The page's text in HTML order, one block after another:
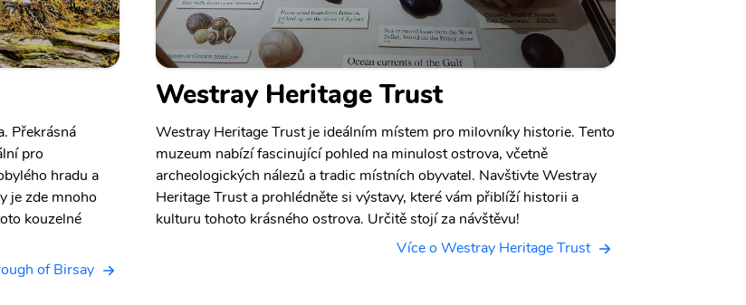
Překrásná
pro
hradu a
je zde mnoho
kouzelné
of Birsay
Westray Heritage Trust
Westray Heritage Trust je ideálním místem pro milovníky historie. Tento
muzeum nabízí fascinující pohled na minulost ostrova, včetně
archeologických nálezů a tradic místních obyvatel. Navštivte Westray
Heritage Trust a prohlédněte si výstavy, které vám přiblíží historii a
kulturu tohoto krásného ostrova. Určitě stojí za návštěvu!
Více o Westray Heritage Trust